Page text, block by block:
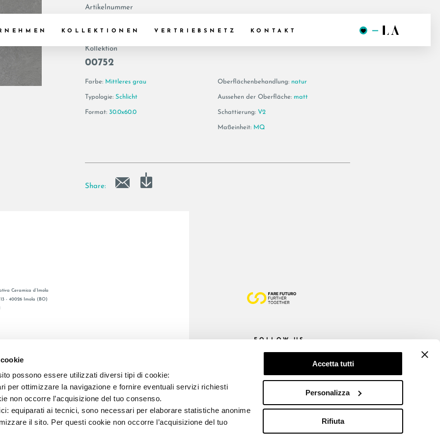
possono essere utilizzati diversi tipi di cookie:
per ottimizzare la navigazione e fornire eventuali servizi richiesti
non occorre l’acquisizione del tuo consenso.
equiparati ai tecnici, sono necessari per elaborare statistiche anonime
il sito. Per questi cookie non occorre l’acquisizione del tuo
Accetta tutti
Personalizza
Rifiuta
KOLLEKTIONEN VERTRIEBSNETZ KONTAKT
Artikelnummer
Kollektion
00752
Farbe: Mittleres grau
Typologie: Schlicht
Format: 30.0x60.0
Oberflächenbehandlung: natur
Aussehen der Oberfläche: matt
Schattierung: V2
Maßeinheit: MQ
Share:
Ceramica d’Imola
- 40026 Imola (BO)
FOLLOW US
E REG. IMPR. BO 00286900378 R.E.A. BO 5545